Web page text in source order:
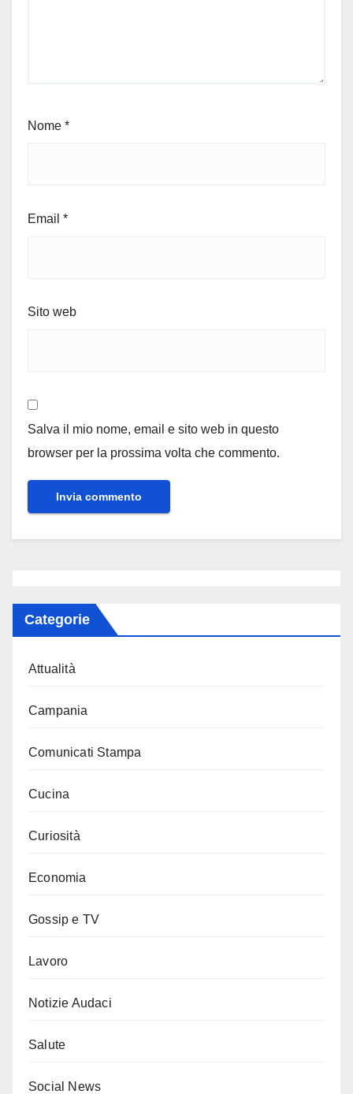
Nome *
Email *
Sito web
Salva il mio nome, email e sito web in questo
browser per la prossima volta che commento.
Categorie
Attualità
Campania
Comunicati Stampa
Cucina
Curiosità
Economia
Gossip e TV
Lavoro
Notizie Audaci
Salute
Social News